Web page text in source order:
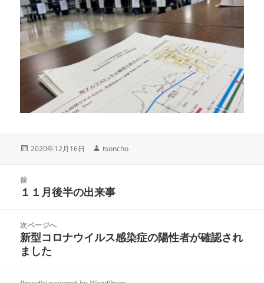
投
2020年12月16日
作
tsoncho
前
前
投
稿:
１１月後半の出来事
次ページへ
次
の
稿:
新型コロナウイルス感染症の陽性者が確認され
ました